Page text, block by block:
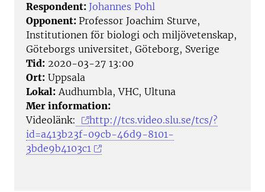
Respondent: Johannes Pohl
Opponent: Professor Joachim Sturve,
Institutionen för biologi och miljövetenskap,
Göteborgs universitet, Göteborg, Sverige
Tid: 2020-03-27 13:00
Ort: Uppsala
Lokal: Audhumbla, VHC, Ultuna
Mer information:
Videolänk:
http://tcs.video.slu.se/tcs/?
id=a413b23f-09cb-46d9-8101-
3bde9b4103c1